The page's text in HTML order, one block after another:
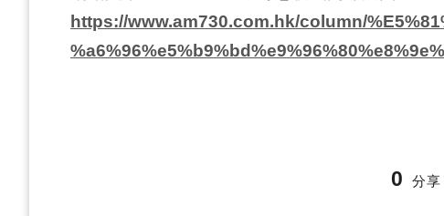
https://www.am730.com.hk/column/
0 分享